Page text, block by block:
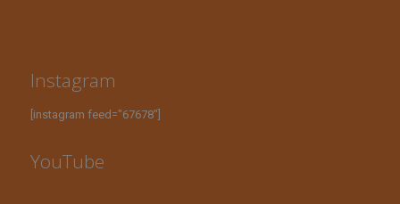
Instagram
[instagram feed="67678"]
YouTube